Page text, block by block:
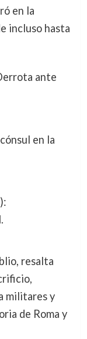
en la
incluso hasta
ante
en la
resalta
militares y
de Roma y